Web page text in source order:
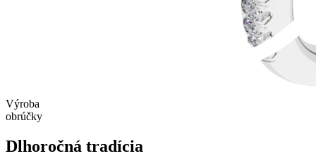
Výroba
obrúčky
Dlhoročná tradícia